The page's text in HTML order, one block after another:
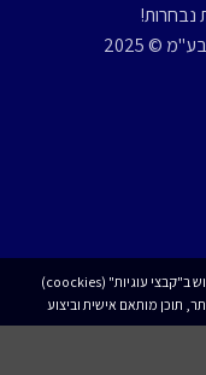
נבחרות!
© 2025
הפרטיות שלכם חשובה לנו לידיעתכם, באתר זה נעשה שימוש ב"קבצי עוגיות" (coockies)
תוכן מותאם אישית וביצוע